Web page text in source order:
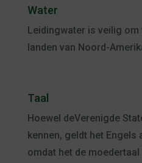
Water
Leidingwater is veilig om
landen van Noord-
Taal
Hoewel deVerenigde
kennen, geldt het Engels
omdat het de